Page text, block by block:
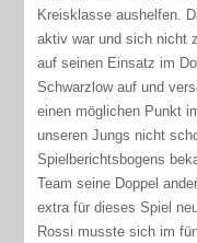
Kreisklasse aushelfen.
aktiv war und sich nicht
auf seinen Einsatz im
Schwarzlow auf und
einen möglichen Punkt
unseren Jungs nicht
Spielberichtsbogens
Team seine Doppel
extra für dieses Spiel
Rossi musste sich im